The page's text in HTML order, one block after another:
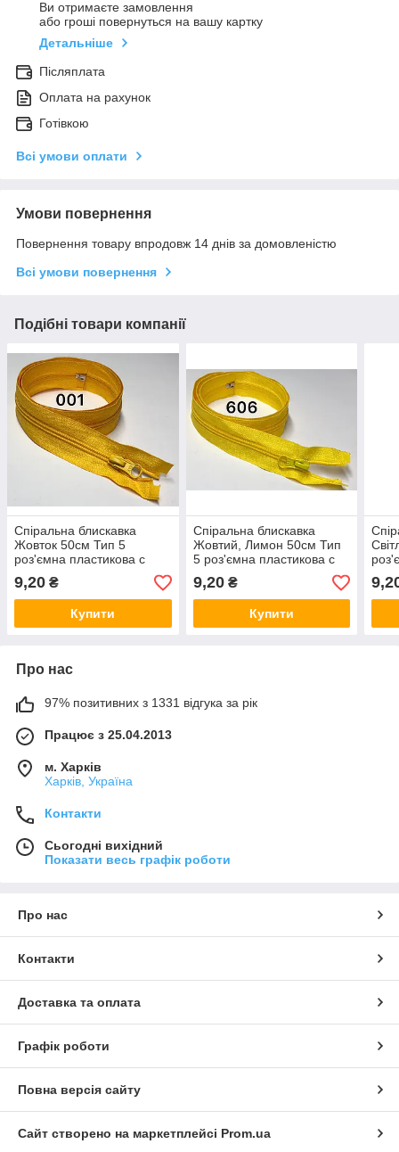
Ви отримаєте замовлення
або гроші повернуться на вашу картку
Детальніше
Післяплата
Оплата на рахунок
Готівкою
Всі умови оплати
Умови повернення
Повернення товару впродовж 14 днів за домовленістю
Всі умови повернення
Подібні товари компанії
Спіральна блискавка
Жовток 50см Тип 5
роз'ємна пластикова с
9,20 ₴
Купити
Спіральна блискавка
Жовтий, Лимон 50см Тип
5 роз'ємна пластикова с
9,20₴
Купити
Про нас
97% позитивних з 1331 відгука за рік
Працює з 25.04.2013
м. Харків
Харків, Україна
Контакти
Сьогодні вихідний
Показати весь графік роботи
Про нас
Контакти
Доставка та оплата
Графік роботи
Повна версія сайту
Сайт створено на маркетплейсі Prom.ua